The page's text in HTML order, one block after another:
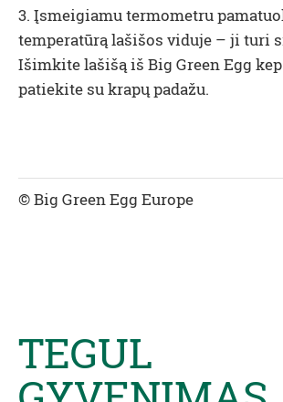
3. Įsmeigiamu termometru
temperatūrą lašišos viduje – ji turi
Išimkite lašišą iš Big Green Egg
patiekite su krapų padažu.
© Big Green Egg Europe
TEGUL